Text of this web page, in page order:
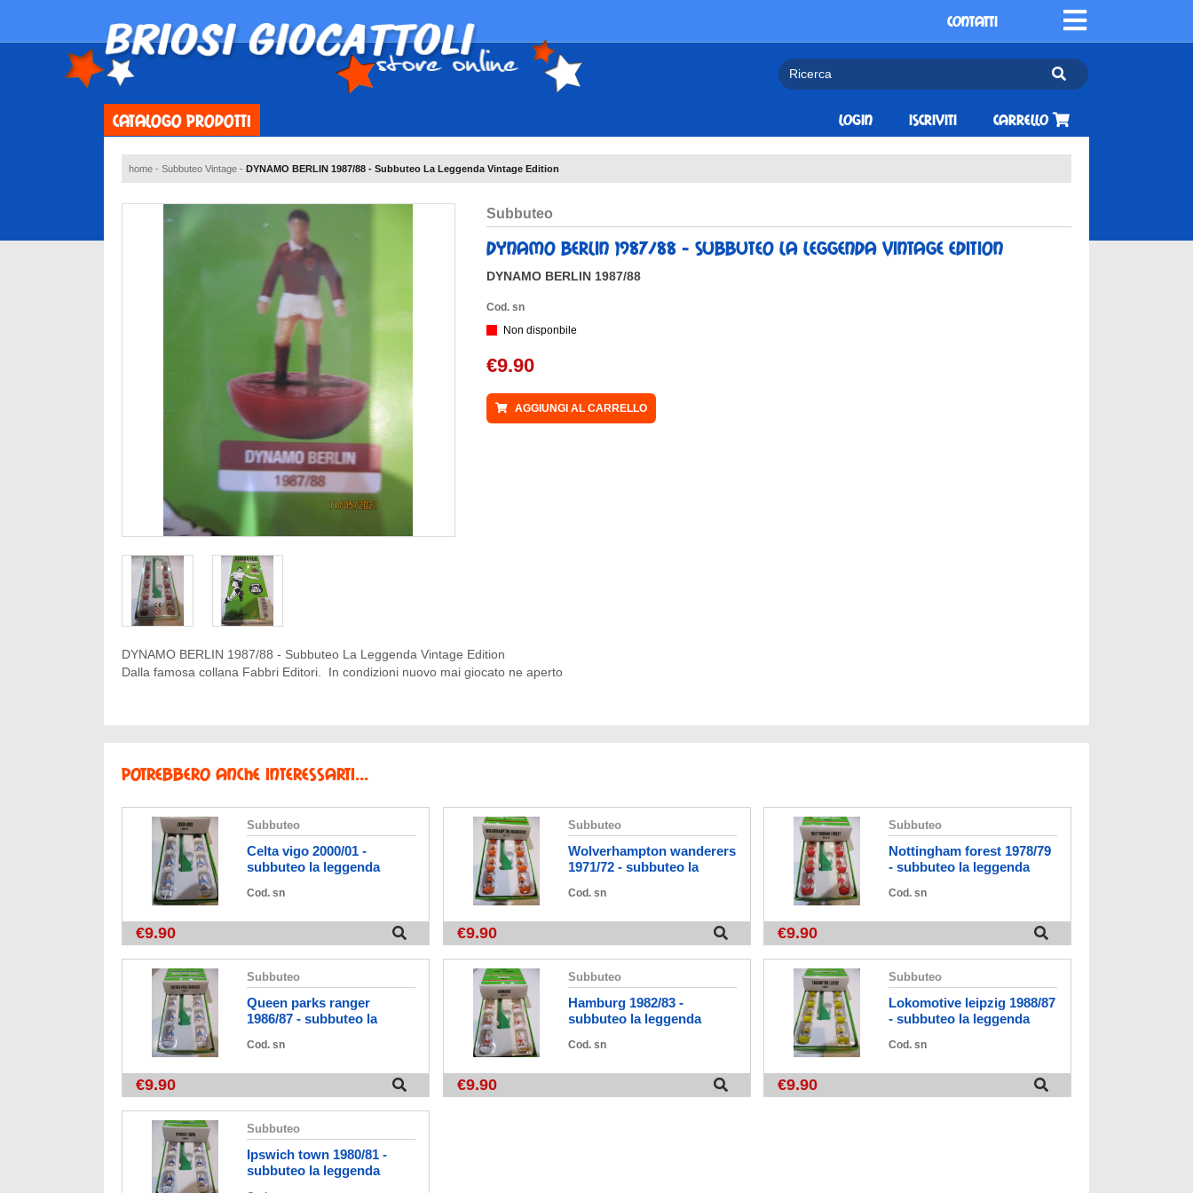
CONTATTI
CATALOGO PRODOTTI Login Iscriviti Carrello
home - Subbuteo Vintage - DYNAMO BERLIN 1987/88 - Subbuteo La Leggenda Vintage Edition
subbuteo
dynamo berlin 1987/88 - subbuteo la leggenda vintage edition
DYNAMO BERLIN 1987/88
Cod. sn
Non disponbile
€9.90
AGGIUNGI AL CARRELLO
DYNAMO BERLIN 1987/88 - Subbuteo La Leggenda Vintage Edition
Dalla famosa collana Fabbri Editori. In condizioni nuovo mai giocato ne aperto
Potrebbero anche interessarti...
subbuteo
celta vigo 2000/01 -
subbuteo la leggenda
Cod. sn
€9.90
subbuteo
wolverhampton wanderers
1971/72 - subbuteo la
Cod. sn
€9.90
subbuteo
nottingham forest 1978/79
- subbuteo la leggenda
Cod. sn
€9.90
subbuteo
queen parks ranger
1986/87 - subbuteo la
Cod. sn
€9.90
subbuteo
hamburg 1982/83 -
subbuteo la leggenda
Cod. sn
€9.90
subbuteo
lokomotive leipzig 1988/87
- subbuteo la leggenda
Cod. sn
€9.90
subbuteo
ipswich town 1980/81 -
subbuteo la leggenda